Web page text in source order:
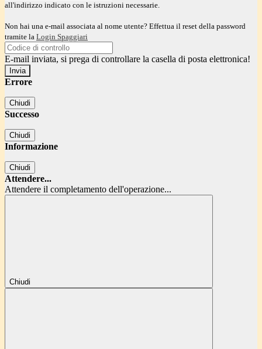
all'indirizzo indicato con le istruzioni necessarie.
Non hai una e-mail associata al nome utente? Effettua il reset della password
tramite la Login Spaggiari
E-mail inviata, si prega di controllare la casella di posta elettronica!
Errore
Chiudi
Successo
Chiudi
Informazione
Chiudi
Attendere...
Attendere il completamento dell'operazione...
Chiudi